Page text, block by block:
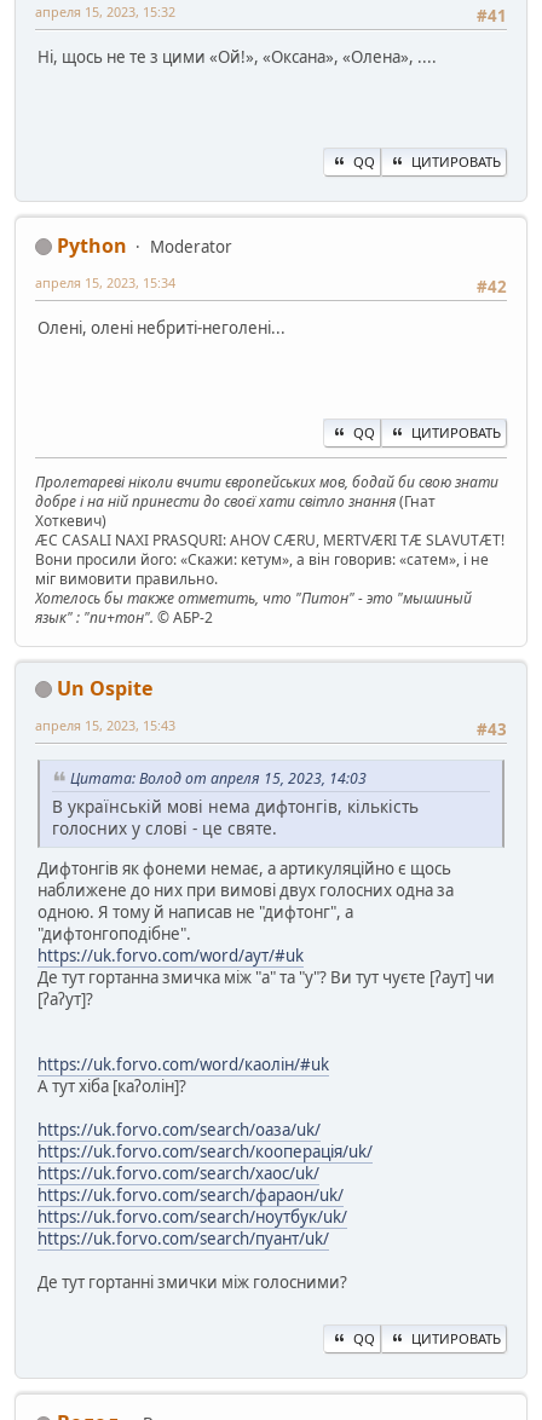
#41
апреля 15, 2023, 15:32
Ні, щось не те з цими «Ой!», «Оксана», «Олена», ....
QQ ЦИТИРОВАТЬ
Python
Moderator
#42
апреля 15, 2023, 15:34
Олені, олені небриті-неголені...
QQ ЦИТИРОВАТЬ
Пролетареві ніколи вчити європейських мов, бодай би свою знати
добре і на ній принести до своєї хати світло знання(Гнат
Хоткевич)
ÆC CASALI NAXI PRASQURI: AHOV CÆRU, MERTVÆRI TÆ SLAVUTÆT!
Вони просили його: «Скажи: кетум», а він говорив: «сатем», і не
міг вимовити правильно.
Хотелось бы также отметить, что "Питон" - это "мышиный
язык" : "пи+тон". © АБР-2
Un Ospite
#43
апреля 15, 2023, 15:43
Цитата: Волод от апреля 15, 2023, 14:03
В українській мові нема дифтонгів, кількість
голосних у слові - це святе.
Дифтонгів як фонеми немає, а артикуляційно є щось
наближене до них при вимові двух голосних одна за
одною. Я тому й написав не "дифтонг", а
"дифтонгоподібне".
https://uk.forvo.com/word/аут/#uk
Де тут гортанна змичка між "а" та "у"? Ви тут чуєте [ʔаут] чи
[ʔаʔут]?
https://uk.forvo.com/word/каолін/#uk
А тут хіба [каʔолін]?
https://uk.forvo.com/search/оаза/uk/
https://uk.forvo.com/search/кооперація/uk/
https://uk.forvo.com/search/хаос/uk/
https://uk.forvo.com/search/фараон/uk/
https://uk.forvo.com/search/ноутбук/uk/
https://uk.forvo.com/search/пуант/uk/
Де тут гортанні змички між голосними?
QQ ЦИТИРОВАТЬ